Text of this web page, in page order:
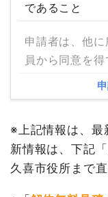
であること
申請者は、他
員から同意を
※上記情報は、最
新情報は、下記
久喜市役所まで